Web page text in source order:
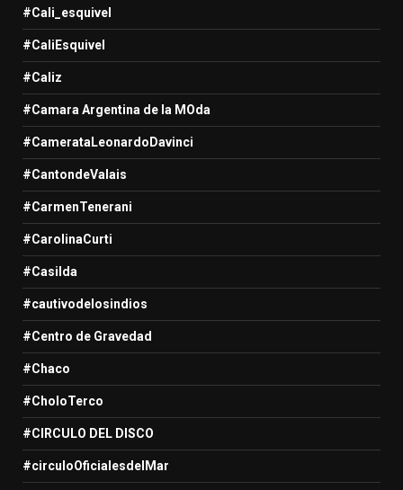
#Cali_esquivel
#CaliEsquivel
#Caliz
#Camara Argentina de la MOda
#CamerataLeonardoDavinci
#CantondeValais
#CarmenTenerani
#CarolinaCurti
#Casilda
#cautivodelosindios
#Centro de Gravedad
#Chaco
#CholoTerco
#CIRCULO DEL DISCO
#circuloOficialesdelMar